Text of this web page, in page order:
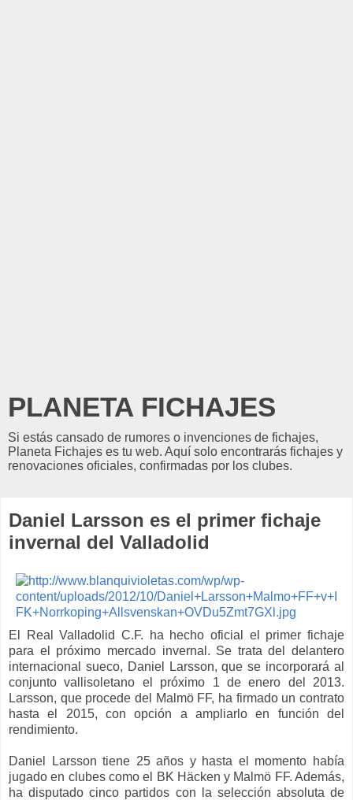
PLANETA FICHAJES
Si estás cansado de rumores o invenciones de fichajes,
Planeta Fichajes es tu web. Aquí solo encontrarás fichajes y
renovaciones oficiales, confirmadas por los clubes.
Daniel Larsson es el primer fichaje
invernal del Valladolid
El Real Valladolid C.F. ha hecho oficial el primer fichaje
para el próximo mercado invernal. Se trata del delantero
internacional sueco, Daniel Larsson, que se incorporará al
conjunto vallisoletano el próximo 1 de enero del 2013.
Larsson, que procede del Malmö FF, ha firmado un contrato
hasta el 2015, con opción a ampliarlo en función del
rendimiento.
Daniel Larsson tiene 25 años y hasta el momento había
jugado en clubes como el BK Häcken y Malmö FF. Además,
ha disputado cinco partidos con la selección absoluta de